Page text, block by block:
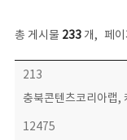
총 게시물 233개, 페이
보도자료 목록 - 번호, 제목, 작성자, 파일, 조회수, 작성일 정보 제공
213
충북콘텐츠코리아랩,
12475